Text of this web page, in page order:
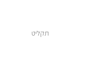
תקליט